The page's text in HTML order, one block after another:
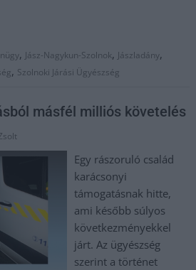
, Jász-Nagykun-Szolnok, Jászladány,
, Szolnoki Járási Ügyészség
másfél milliós követelés
Egy rászoruló család
karácsonyi
támogatásnak hitte,
ami később súlyos
következményekkel
járt. Az ügyészség
szerint a történet